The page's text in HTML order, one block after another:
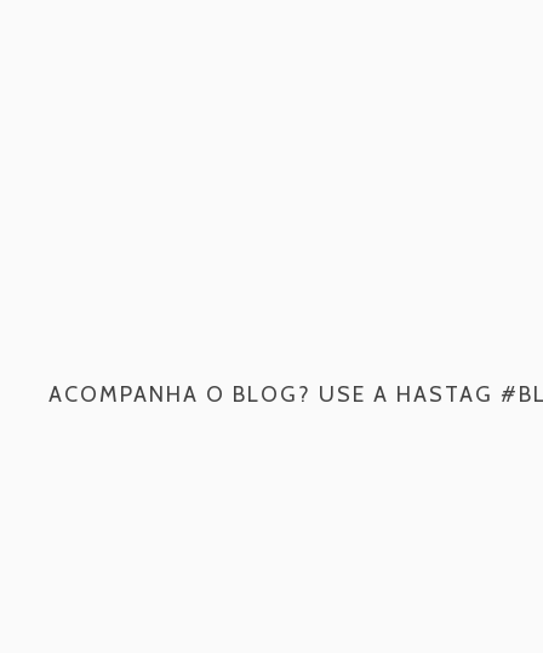
ACOMPANHA O BLOG? USE A HASTAG